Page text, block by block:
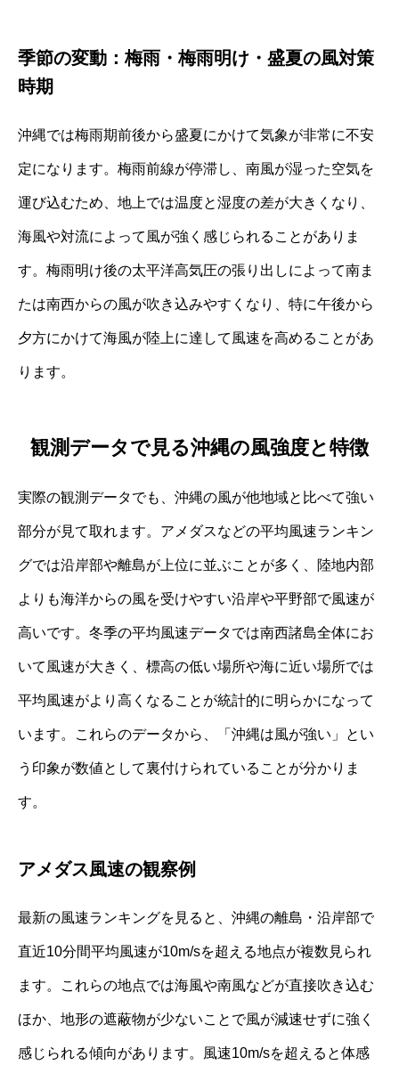
季節の変動：梅雨・梅雨明け・盛夏の風対策
時期
沖縄では梅雨期前後から盛夏にかけて気象が非常に不安
定になります。梅雨前線が停滞し、南風が湿った空気を
運び込むため、地上では温度と湿度の差が大きくなり、
海風や対流によって風が強く感じられることがありま
す。梅雨明け後の太平洋高気圧の張り出しによって南ま
たは南西からの風が吹き込みやすくなり、特に午後から
夕方にかけて海風が陸上に達して風速を高めることがあ
ります。
観測データで見る沖縄の風強度と特徴
実際の観測データでも、沖縄の風が他地域と比べて強い
部分が見て取れます。アメダスなどの平均風速ランキン
グでは沿岸部や離島が上位に並ぶことが多く、陸地内部
よりも海洋からの風を受けやすい沿岸や平野部で風速が
高いです。冬季の平均風速データでは南西諸島全体にお
いて風速が大きく、標高の低い場所や海に近い場所では
平均風速がより高くなることが統計的に明らかになって
います。これらのデータから、「沖縄は風が強い」とい
う印象が数値として裏付けられていることが分かりま
す。
アメダス風速の観察例
最新の風速ランキングを見ると、沖縄の離島・沿岸部で
直近10分間平均風速が10m/sを超える地点が複数見られ
ます。これらの地点では海風や南風などが直接吹き込む
ほか、地形の遮蔽物が少ないことで風が減速せずに強く
感じられる傾向があります。風速10m/sを超えると体感